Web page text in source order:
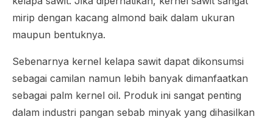
mirip dengan kacang almond baik dalam ukuran
maupun bentuknya.
Sebenarnya kernel kelapa sawit dapat dikonsumsi
sebagai camilan namun lebih banyak dimanfaatkan
sebagai palm kernel oil. Produk ini sangat penting
dalam industri pangan sebab minyak yang dihasilkan